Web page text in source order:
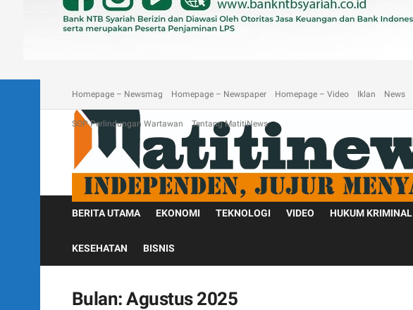
Homepage – Newsmag Homepage – Newspaper Homepage – Video Iklan News
SOP Perlindungan Wartawan Tentang MatitiNews
BERITA UTAMA EKONOMI TEKNOLOGI VIDEO HUKUM KRIMINAL
KESEHATAN BISNIS
Bulan:Agustus 2025